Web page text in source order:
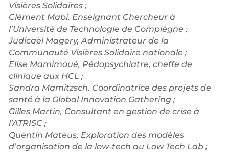
Visières Solidaires ;
Clément Mabi, Enseignant Chercheur à
l’Université de Technologie de Compiègne ;
Judicaël Magery, Administrateur de la
Communauté Visières Solidaire nationale ;
Elise Mamimoué, Pédopsychiatre, cheffe de
clinique aux HCL ;
Sandra Mamitzsch, Coordinatrice des projets de
santé à la Global Innovation Gathering ;
Gilles Martin, Consultant en gestion de crise à
l’ATRISC ;
Quentin Mateus, Exploration des modèles
d’organisation de la low-tech au Low Tech Lab ;